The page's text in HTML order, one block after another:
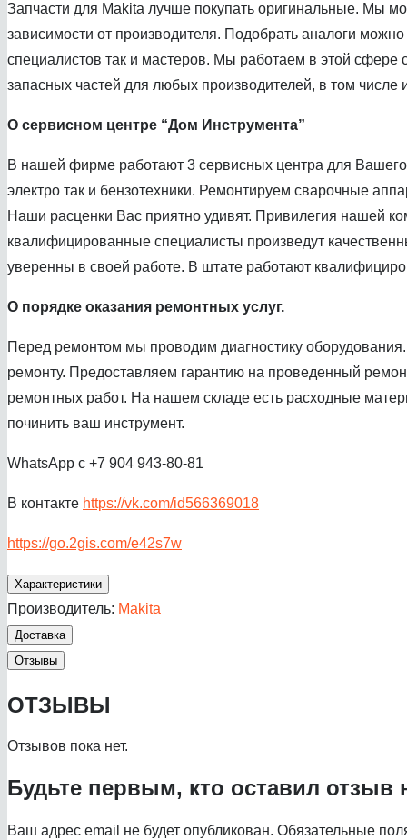
Запчасти для Makita лучше покупать оригинальные. Мы
зависимости от производителя. Подобрать аналоги
специалистов так и мастеров. Мы работаем в этой
запасных частей для любых производителей, в том числе
О сервисном центре “Дом Инструмента”
В нашей фирме работают 3 сервисных центра для
электро так и бензотехники. Ремонтируем сварочные
Наши расценки Вас приятно удивят. Привилегия нашей
квалифицированные специалисты произведут
уверенны в своей работе. В штате работают
О порядке оказания ремонтных услуг.
Перед ремонтом мы проводим диагностику
ремонту. Предоставляем гарантию на проведенный
ремонтных работ. На нашем складе есть расходные
починить ваш инструмент.
WhatsApp с +7 904 943-80-81
В контакте https://vk.com/id566369018
https://go.2gis.com/e42s7w
Характеристики
Производитель: Makita
Доставка
Отзывы
ОТЗЫВЫ
Отзывов пока нет.
Будьте первым, кто оставил отзыв
Ваш адрес email не будет опубликован. Обязательные